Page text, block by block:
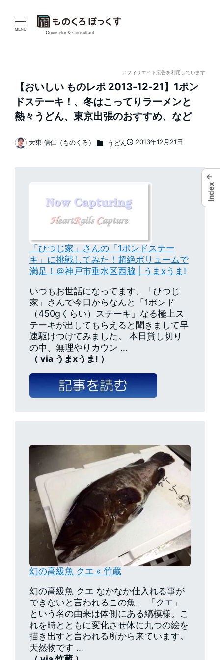
MENU
Counselor & Consultant
アフィリエイト広告を利用しています
【おいしい ものレポ 2013-12-21】1ポン
ドステーキ！、冬はこってりラーメンと
熱々うどん、東京出張のおすすめ、など
投稿日
2013年12月21日
著
大東 信仁（ものくろ） カテゴリー
うどん
「ひつじ家」さんの「1ポンドステー
キ」に挑戦してみた！超絶ボリュームで
満足！＠神戸市垂水区西脇 | うまxうま!
いつもお世話になってます、「ひつじ
家」さんで今日からなんと「1ポンド
（450gくらい）ステーキ」なる極上ス
テーキが出してもらえると聞きまして早
速駆けつけてみました。 本日貸し切り
の中、無理やりカウン …
（ via うまxうま! ）
幻の高級魚 クエ « 竹蔵
幻の高級魚 クエ なかなか仕入れる事が
できないと言われるこの魚。 「クエ」
という名の由来は体側にある縞模様。こ
れを時とともに変化させ体に九つの絵を
描き出すと言われる所から来ています。
天然物です …
←
Index